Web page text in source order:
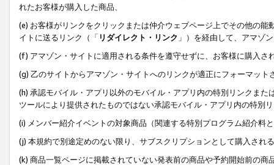
れたお客様が購入した商品、
(e) お客様がリンクをクリックまたは仲介ウェブページ上でその他の
イトに送るリンク（「 リダイレクト・リンク 」）を経由して、アマゾ
(f) アマゾン・サイトに適用される条件を遵守せずに、お客様に購入さ
(g) 乙のサイトからアマゾン・サイトへのリンクが適正にフォーマッ
(h) 承認モバイル・アプリ以外のモバイル・アプリ内の特別リンクま
ツールにより提供されたものではない承認モバイル・アプリ内の特別
(i) メンバー紹介イベントの対象商品（関連する特別プログラム紹介料
(j) 本規約で別途定めのない限り、サブスクリプションとして購入され
(k) 商品一覧ページに掲載されていない発表前の商品や予約開始前の商